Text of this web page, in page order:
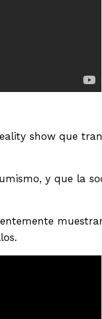
show que
y que la